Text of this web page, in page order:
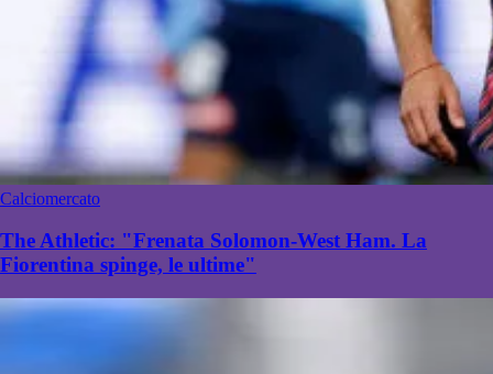
Calciomercato
The Athletic: "Frenata Solomon-West Ham. La
Fiorentina spinge, le ultime"